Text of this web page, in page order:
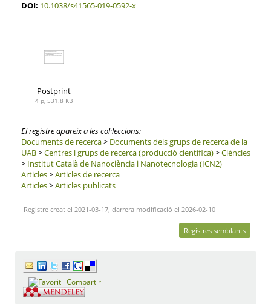
DOI: 10.1038/s41565-019-0592-x
Postprint
4 p, 531.8 KB
El registre apareix a les col·leccions:
Documents de recerca> Documents dels grups de recerca de la
UAB>Centres i grups de recerca (producció científica)>Ciències
> Institut Català de Nanociència i Nanotecnologia (ICN2)
Articles>Articles de recerca
Articles>Articles publicats
Registre creat el 2021-03-17, darrera modificació el 2026-02-10
Registres semblants